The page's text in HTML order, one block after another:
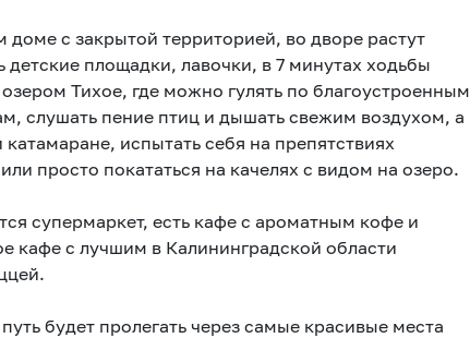
с закрытой территорией, во дворе растут
детские площадки, лавочки, в 7 минутах ходьбы
Тихое, где можно гулять по благоустроенным
слушать пение птиц и дышать свежим воздухом, а
испытать себя на препятствиях
просто покататься на качелях с видом на озеро.
супермаркет, есть кафе с ароматным кофе и
кафе с лучшим в Калининградской области
будет пролегать через самые красивые места